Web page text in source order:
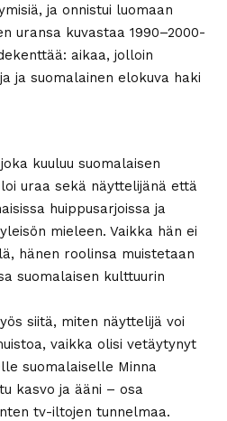
ja onnistui luomaan
uransa kuvastaa 1990–2000-
aikaa, jolloin
ja suomalainen elokuva haki
kuuluu suomalaisen
uraa sekä näyttelijänä että
huippusarjoissa ja
mieleen. Vaikka hän ei
hänen roolinsa muistetaan
suomalaisen kulttuurin
siitä, miten näyttelijä voi
vaikka olisi vetäytynyt
suomalaiselle Minna
kasvo ja ääni – osa
tv-iltojen tunnelmaa.